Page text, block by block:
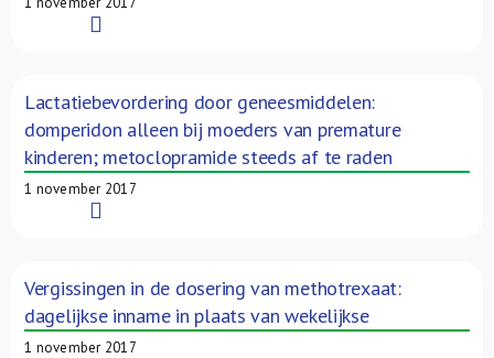
Lactatiebevordering door geneesmiddelen:
domperidon alleen bij moeders van premature
kinderen; metoclopramide steeds af te raden
1 november 2017
Vergissingen in de dosering van methotrexaat:
dagelijkse inname in plaats van wekelijkse
1 november 2017